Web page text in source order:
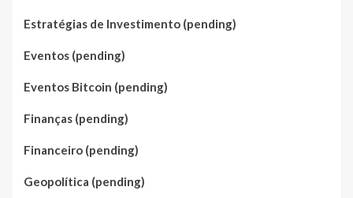
Estratégias de Investimento (pending)
Eventos (pending)
Eventos Bitcoin (pending)
Finanças (pending)
Financeiro (pending)
Geopolítica (pending)